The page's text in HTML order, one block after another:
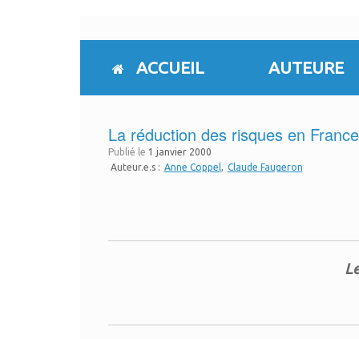
to
ACCUEIL AUTEURE
La réduction des risques en
Publié le 1 janvier 2000
Auteur.e.s : Anne Coppel Claude Faugeron